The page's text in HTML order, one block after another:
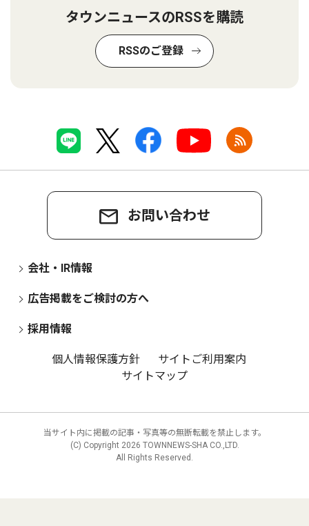
タウンニュースのRSSを購読
RSSのご登録
お問い合わせ
会社・IR情報
広告掲載をご検討の方へ
採用情報
個人情報保護方針
サイトご利用案内
サイトマップ
当サイト内に掲載の記事・写真等の無断転載を禁止します。
(C) Copyright 2026 TOWNNEWS-SHA CO.,LTD.
All Rights Reserved.